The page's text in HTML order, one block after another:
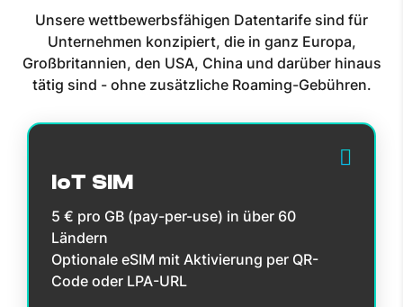
Unsere wettbewerbsfähigen Datentarife sind für
Unternehmen konzipiert, die in ganz Europa,
Großbritannien, den USA, China und darüber hinaus
tätig sind - ohne zusätzliche Roaming-Gebühren.
IoT SIM
5 € pro GB (pay-per-use) in über 60
Ländern
Optionale eSIM mit Aktivierung per QR-
Code oder LPA-URL